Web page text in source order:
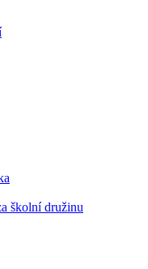
školní družinu